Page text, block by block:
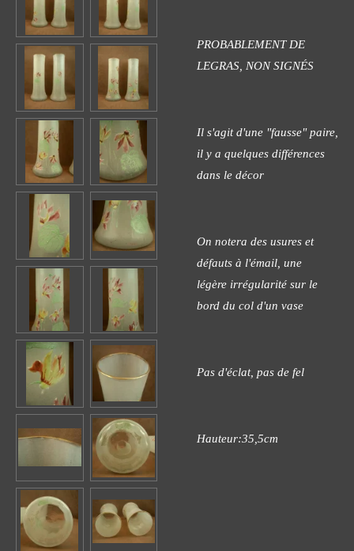
PROBABLEMENT DE
LEGRAS, NON SIGNÉS
Il s'agit d'une "fausse" paire,
il y a quelques différences
dans le décor
On notera des usures et
défauts à l'émail, une
légère irrégularité sur le
bord du col d'un vase
Pas d'éclat, pas de fel
Hauteur:35,5cm